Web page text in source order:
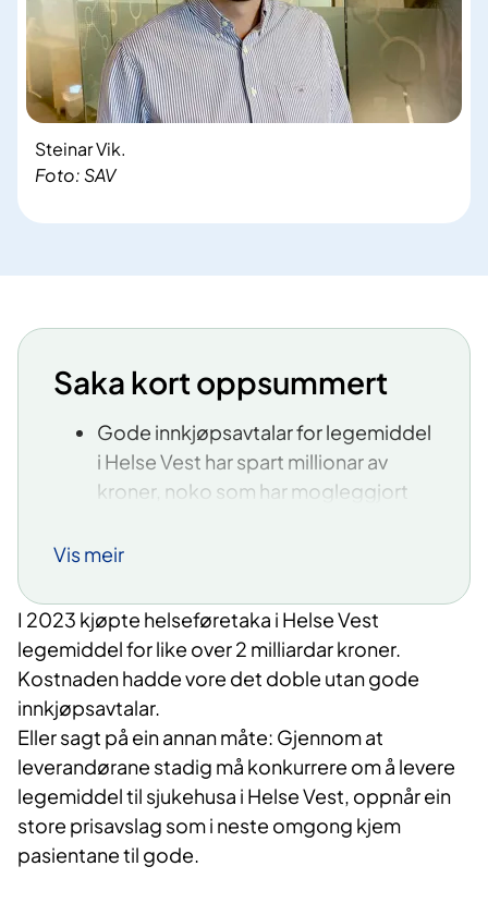
Foto: SAV
Steinar Vik.
Saka kort oppsummert
Gode innkjøpsavtalar for legemiddel
i Helse Vest har spart millionar av
kroner, noko som har mogleggjort
same pengebeløp.
leverandørar har resultert i store
prisavslag, som igjen har komme
pasientane til gode ved å tillate
behandling av eit aukande tal
pasientar utan å auke kostnadene for
legemidla.
Denne kostnadsinnsparinga har ført
til både betre behandling og auka
tilgjengelegheit av behandling for
Vis meir
I 2023 kjøpte helseføretaka i Helse Vest
legemiddelforlike over2 milliardarkroner.
Kostnaden hadde vore det doble utangode
innkjøpsavtalar.
Eller sagt på ein annan måte: Gjennomat
leverandørane stadig må konkurrere om å levere
legemiddeltil sjukehusa i Helse Vest, oppnår ein
store prisavslag som i neste omgong kjem
pasientane til gode.